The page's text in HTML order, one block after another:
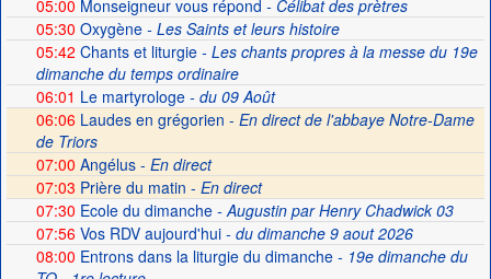
05:00 Monseigneur vous répond - Célibat des prètres
05:30 Oxygène- Les Saints et leurs histoire
05:42 Chants et liturgie- Les chants propres à la messe du 19e
dimanche du temps ordinaire
06:01 Le martyrologe- du 09 Août
06:06 Laudes en grégorien - En direct de l'abbaye Notre-Dame
de Triors
07:00 Angélus - En direct
07:03 Prière du matin - En direct
07:30 Ecole du dimanche- Augustin par Henry Chadwick 03
07:56Vos RDV aujourd'hui- du dimanche 9 aout 2026
08:00 Entrons dans la liturgie du dimanche- 19e dimanche du